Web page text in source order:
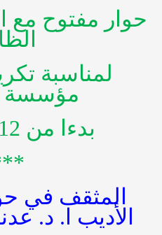
حوار مفتوح مع
لمناسبة
مؤسسة
بدءا من 1/11/2012م
المثقف في
الأديب ا. د.